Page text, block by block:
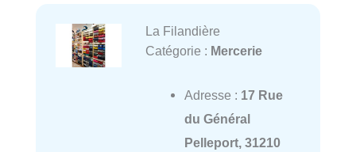
La Filandière
Catégorie : Mercerie
Adresse : 17 Rue
du Général
Pelleport, 31210